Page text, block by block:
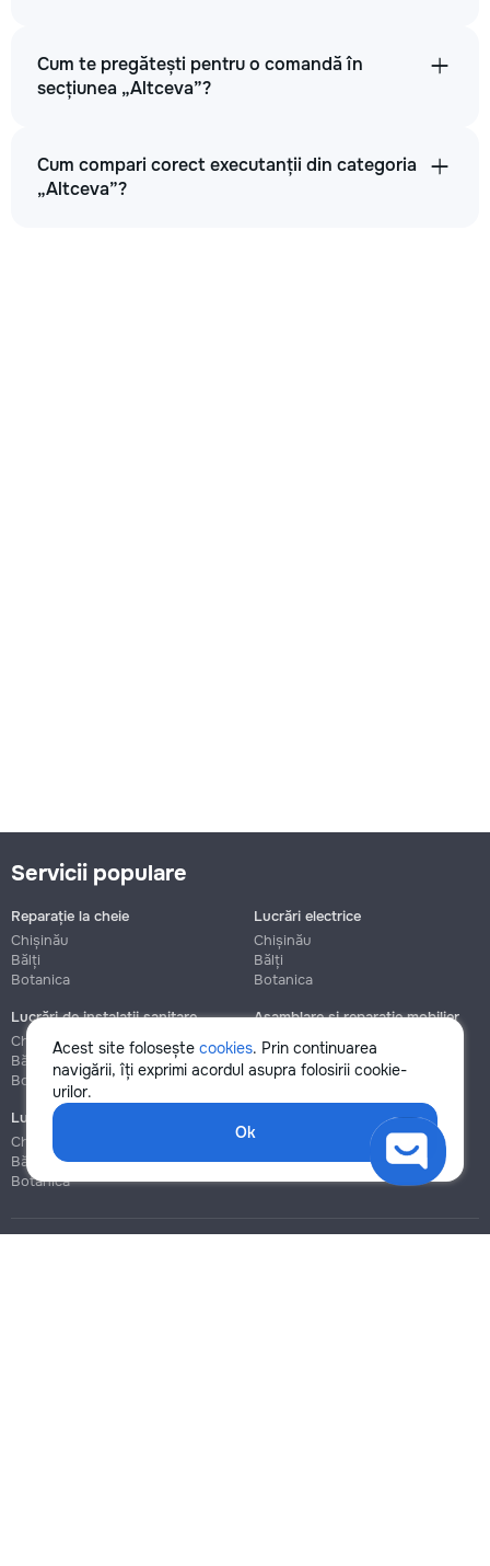
Cum te pregătești pentru o comandă în
secțiunea „Altceva”?
Cum compari corect executanții din categoria
„Altceva”?
Acest site folosește cookies. Prin continuarea
navigării, îți exprimi acordul asupra folosirii cookie-
urilor.
Ok
Servicii populare
Reparație la cheie
Chișinău
Bălți
Botanica
Lucrări electrice
Chișinău
Bălți
Botanica
Lucrări de instalații sanitare
Chișinău
Bălți
Botanica
Asamblare și reparație mobilier
Chișinău
Botanica
Lucrări de construcție și instalare
Chișinău
Bălți
Botanica